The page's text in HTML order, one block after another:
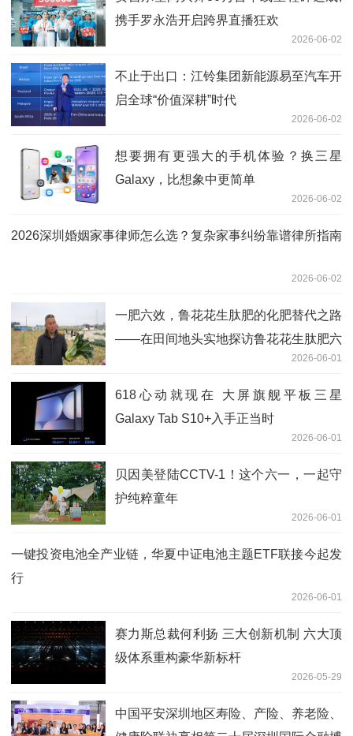
携手罗永浩开启跨界直播狂欢
2026-06-02
不止于出口：江铃集团新能源易至汽车开
启全球“价值深耕”时代
2026-06-02
想要拥有更强大的手机体验？换三星
Galaxy，比想象中更简单
2026-06-02
2026深圳婚姻家事律师怎么选？复杂家事纠纷靠谱律所指南
2026-06-02
一肥六效，鲁花花生肽肥的化肥替代之路
——在田间地头实地探访鲁花花生肽肥六
2026-06-01
618心动就现在 大屏旗舰平板三星
Galaxy Tab S10+入手正当时
2026-06-01
贝因美登陆CCTV-1！这个六一，一起守
护纯粹童年
2026-06-01
一键投资电池全产业链，华夏中证电池主题ETF联接今起发
行
2026-06-01
赛力斯总裁何利扬 三大创新机制 六大顶
级体系重构豪华新标杆
2026-05-29
中国平安深圳地区寿险、产险、养老险、